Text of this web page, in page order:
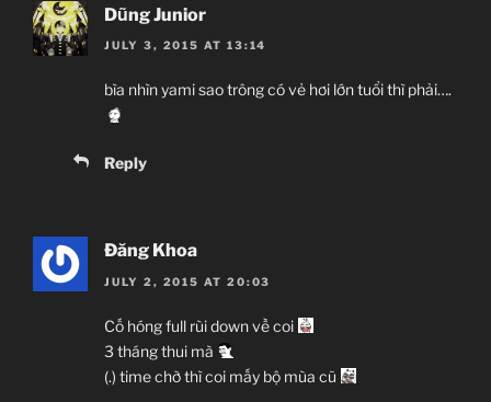
Dũng Junior
JULY 3, 2015 AT 13:14
bìa nhìn yami sao trông có vẻ hơi lớn tuổi thì phải….
Reply
Đăng Khoa
JULY 2, 2015 AT 20:03
Cố hóng full rùi down về coi
3 tháng thui mà
(.) time chờ thì coi mấy bộ mùa cũ